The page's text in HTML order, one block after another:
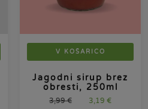
V KOŠARICO
Jagodni sirup brez
obresti, 250ml
3,99€ 3,19 €